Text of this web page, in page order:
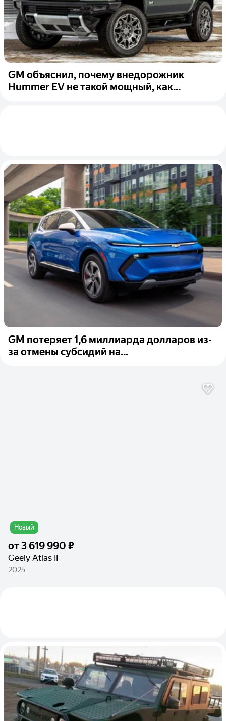
GM объяснил, почему внедорожник
Hummer EV не такой мощный, как...
GM потеряет 1,6 миллиарда долларов из-
за отмены субсидий на...
Новый
от3 619 990 ₽
Geely Atlas II
2025